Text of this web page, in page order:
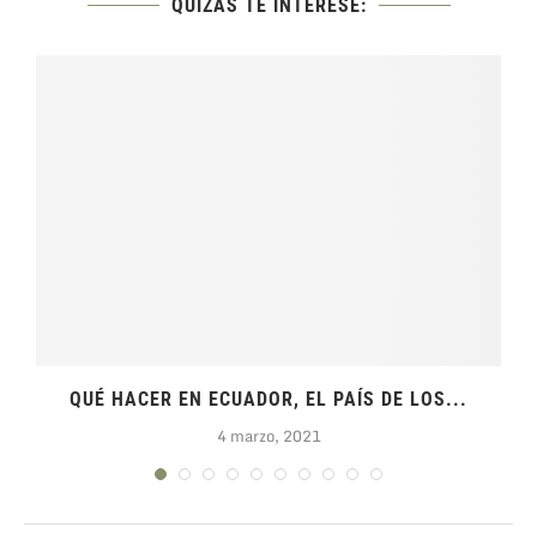
QUIZÁS TE INTERESE:
QUÉ HACER EN ECUADOR, EL PAÍS DE LOS...
4 marzo, 2021